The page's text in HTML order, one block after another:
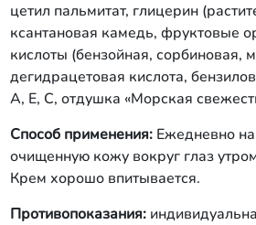
цетил пальмитат, глицерин
ксантановая камедь, фруктовые
кислоты (бензойная, сорбиновая,
дегидрацетовая кислота,
А, Е, С, отдушка «Морская
Способ применения:Ежедневно
очищенную кожу вокруг глаз
Крем хорошо впитывается.
Противопоказания: